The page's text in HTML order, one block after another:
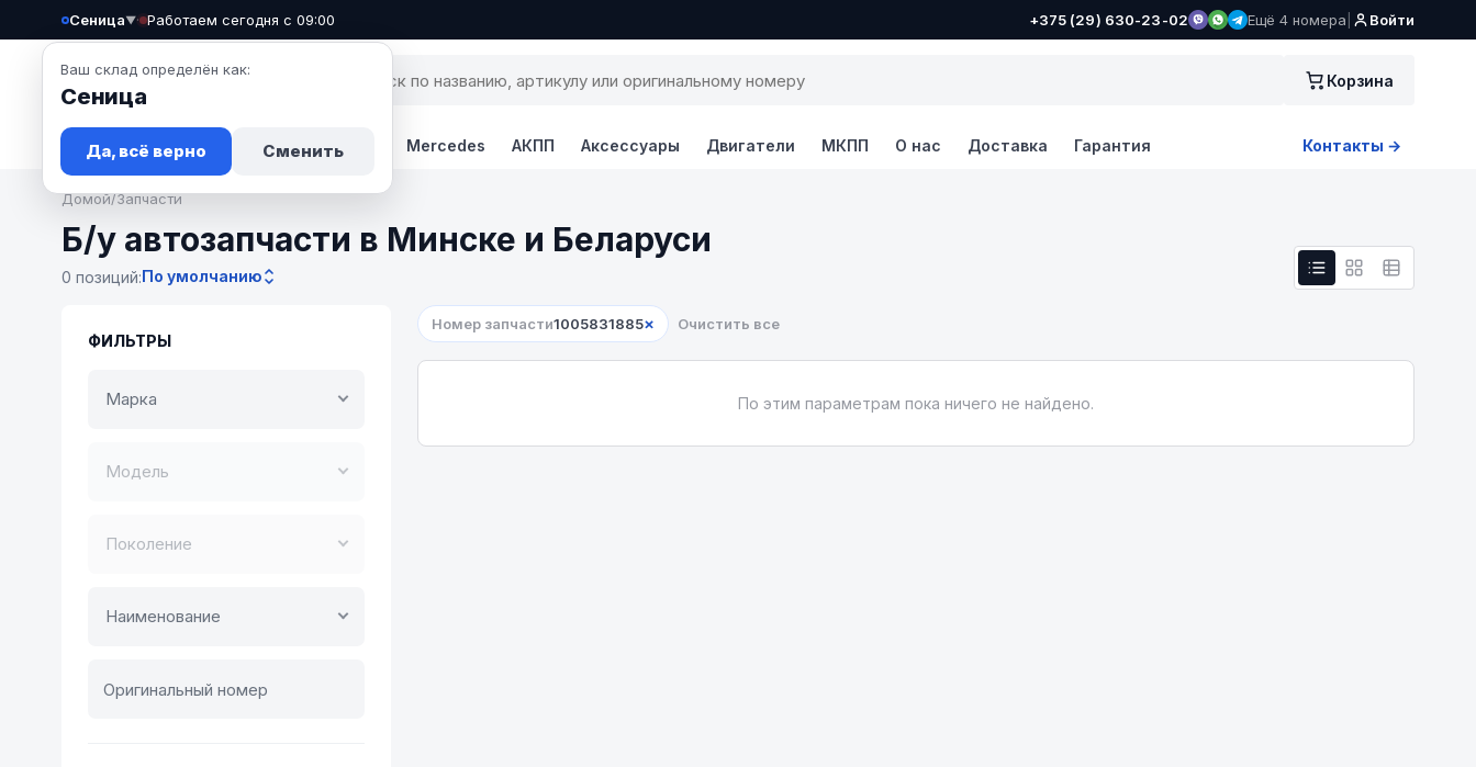
Сеница▼
Ваш склад определён как:
Сеница
Да, всё верно Сменить
· Работаем сегодня с 09:00 +375 (29) 630-23-02 Ещё 4 номера Войти
Корзина
Запчасти Авто Новости Mercedes АКПП Аксессуары Двигатели МКПП О нас Доставка Гарантия Контакты →
Домой/Запчасти
Б/у автозапчасти в Минске и Беларуси
0 позиций:По умолчанию
ФИЛЬТРЫ
Марка
Модель
Поколение
Наименование
Номер запчасти1005831885× Очистить все
По этим параметрам пока ничего не найдено.